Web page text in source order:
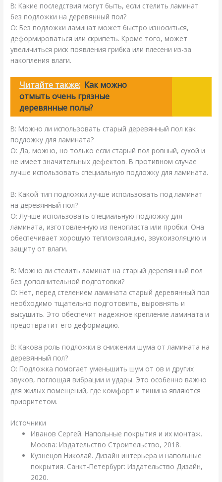
В: Какие последствия могут быть, если стелить ламинат
без подложки на деревянный пол?
О: Без подложки ламинат может быстро износиться,
деформироваться или скрипеть. Кроме того, может
увеличиться риск появления грибка или плесени из-за
накопления влаги.
Читайте также: Как можно
отмыть очень грязные
деревянные полы?
В: Можно ли использовать старый деревянный пол как
подложку для ламината?
О: Да, можно, но только если старый пол ровный, сухой и
не имеет значительных дефектов. В противном случае
лучше использовать специальную подложку для ламината.
В: Какой тип подложки лучше использовать под ламинат
на деревянный пол?
О: Лучше использовать специальную подложку для
ламината, изготовленную из пенопласта или пробки. Она
обеспечивает хорошую теплоизоляцию, звукоизоляцию и
защиту от влаги.
В: Можно ли стелить ламинат на старый деревянный пол
без дополнительной подготовки?
О: Нет, перед стелением ламината старый деревянный пол
необходимо тщательно подготовить, выровнять и
высушить. Это обеспечит надежное крепление ламината и
предотвратит его деформацию.
В: Какова роль подложки в снижении шума от ламината на
деревянный пол?
О: Подложка помогает уменьшить шум от ов и других
звуков, поглощая вибрации и удары. Это особенно важно
для жилых помещений, где комфорт и тишина являются
приоритетом.
Источники
Иванов Сергей. Напольные покрытия и их монтаж.
Москва: Издательство Строительство, 2018.
Кузнецов Николай. Дизайн интерьера и напольные
покрытия. Санкт-Петербург: Издательство Дизайн,
2020.